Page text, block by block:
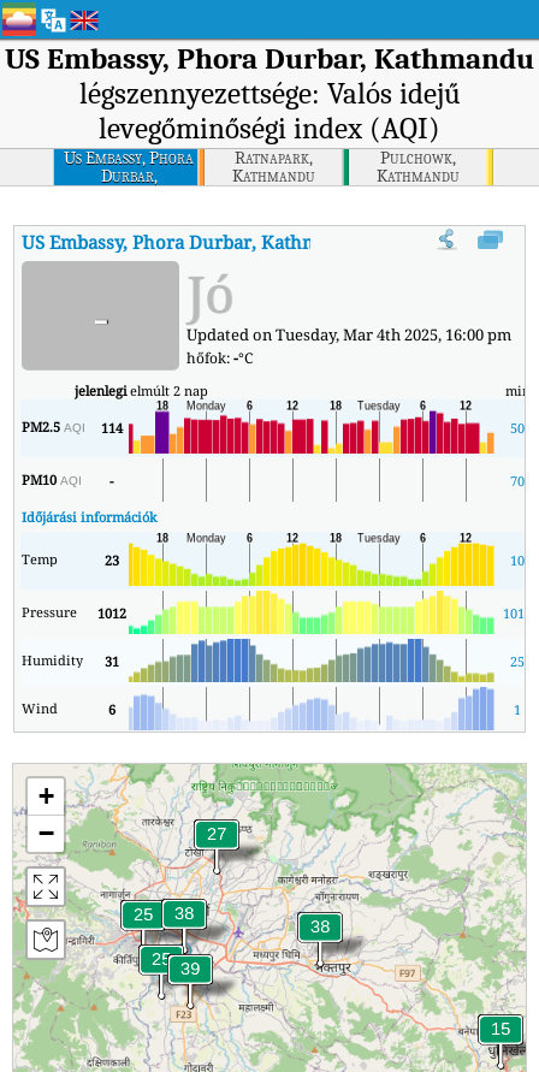
US Embassy, Phora Durbar, Kathmandu
légszennyezettsége: Valós idejű
levegőminőségi index (AQI)
Us Embassy, Phora
Durbar,
Kathmandu
Ratnapark,
Kathmandu
Pulchowk,
Kathmandu
US Embassy, Phora Durbar, Kathmandu US Embassy,
- Jó
Updated on Tuesday, Mar 4th 2025, 16:00 pm
hőfok:-°C
jelenlegielmúlt 2 nap min
PM2.5AQI 114 50
PM10AQI - 70
Időjárási információk
Temp 23 10
Pressure 1012 1010
Humidity 31 25
Wind 6 1
+
−